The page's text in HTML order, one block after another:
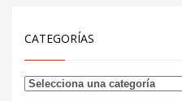
CATEGORÍAS